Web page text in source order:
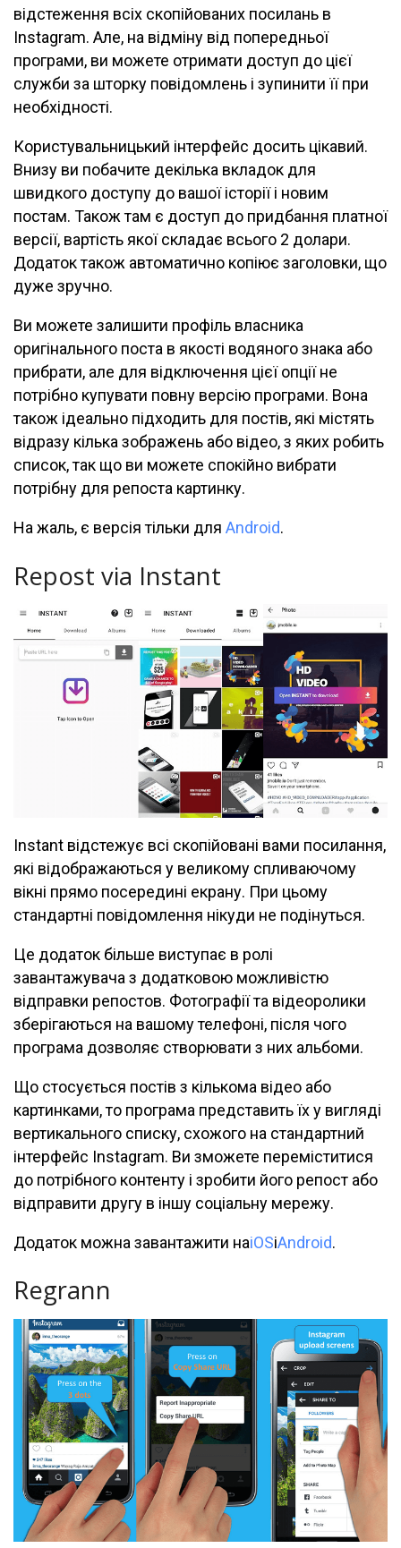
відстеження всіх скопійованих посилань в
Instagram. Але, на відміну від попередньої
програми, ви можете отримати доступ до цієї
служби за шторку повідомлень і зупинити її при
необхідності.
Користувальницький інтерфейс досить цікавий.
Внизу ви побачите декілька вкладок для
швидкого доступу до вашої історії і новим
постам. Також там є доступ до придбання платної
версії, вартість якої складає всього 2 долари.
Додаток також автоматично копіює заголовки, що
дуже зручно.
Ви можете залишити профіль власника
оригінального поста в якості водяного знака або
прибрати, але для відключення цієї опції не
потрібно купувати повну версію програми. Вона
також ідеально підходить для постів, які містять
відразу кілька зображень або відео, з яких робить
список, так що ви можете спокійно вибрати
потрібну для репоста картинку.
На жаль, є версія тільки для Android.
Repost via Instant
Instant відстежує всі скопійовані вами посилання,
які відображаються у великому спливаючому
вікні прямо посередині екрану. При цьому
стандартні повідомлення нікуди не подінуться.
Це додаток більше виступає в ролі
завантажувача з додатковою можливістю
відправки репостов. Фотографії та відеоролики
зберігаються на вашому телефоні, після чого
програма дозволяє створювати з них альбоми.
Що стосується постів з кількома відео або
картинками, то програма представить їх у вигляді
вертикального списку, схожого на стандартний
інтерфейс Instagram. Ви зможете переміститися
до потрібного контенту і зробити його репост або
відправити другу в іншу соціальну мережу.
Додаток можна завантажити наiOSіAndroid.
Regrann